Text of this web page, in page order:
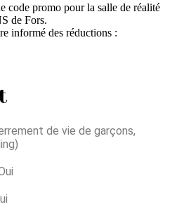
code promo pour la salle de réalité
de Fors.
informé des réductions :
de vie de garçons,